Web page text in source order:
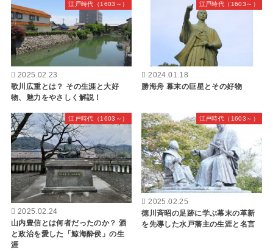
江戸時代（1603～）
2025.02.23
歌川広重とは？ その生涯と大好
物、魅力をやさしく解説！
江戸時代（1603～）
2024.01.18
勝海舟 幕末の巨星とその好物
江戸時代（1603～）
2025.02.24
山内豊信とは何者だったのか？ 酒
と政治を愛した「鯨海酔侯」の生
涯
江戸時代（1603～）
2025.02.25
徳川斉昭の足跡に学ぶ幕末の革新
を先導した水戸藩主の生涯と名言